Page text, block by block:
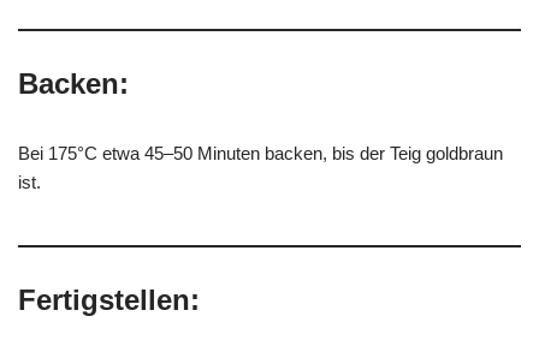
Backen:
Bei 175°C etwa 45–50 Minuten backen, bis der Teig goldbraun
ist.
Fertigstellen: